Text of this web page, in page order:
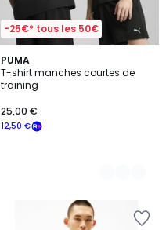
-25€* tous les 50€
PUMA
T-shirt manches courtes de
training
12,50 €
25,00 €
2
Couleurs